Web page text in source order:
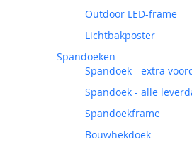
Outdoor LED-frame
Lichtbakposter
Spandoeken
Spandoek - extra
Spandoek - alle
Spandoekframe
Bouwhekdoek